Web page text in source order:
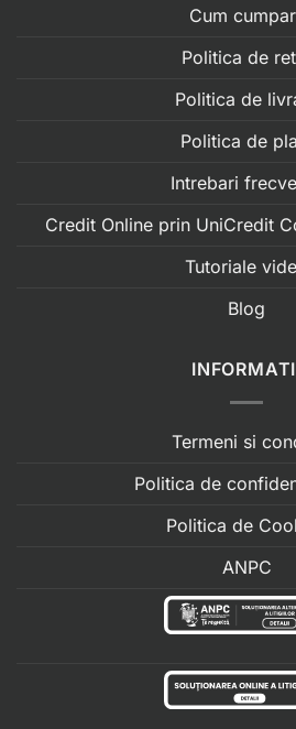
Cum
Politica de
Politica de
Politica de
Intrebari
Credit Online prin UniCredit
Tutoriale
Blog
Termeni si
Politica de
Politica de
ANPC